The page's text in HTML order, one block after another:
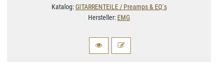
Katalog:GITARRENTEILE / Preamps & EQ´s
Hersteller: EMG